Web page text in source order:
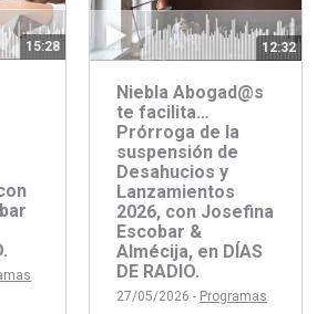
15:28 12:32
Niebla Abogad@s
te facilita…
Prórroga de la
suspensión de
Desahucios y
Lanzamientos
2026, con Josefina
Escobar &
Almécija, en DÍAS
DE RADIO.
27/05/2026 - Programas